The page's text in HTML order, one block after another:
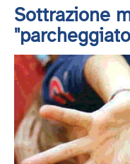
Sottrazione